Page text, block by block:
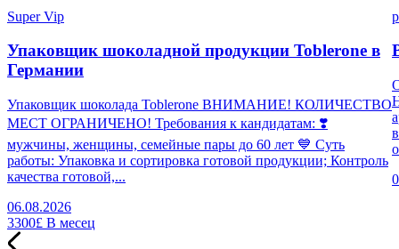
Super Vip
Упаковщик шоколадной продукции Toblerone в
Германии
Упаковщик шоколада Toblerone ВНИМАНИЕ! КОЛИЧЕСТВО
МЕСТ ОГРАНИЧЕНО! Требования к кандидатам: ❣️
мужчины, женщины, семейные пары до 60 лет 💙 Суть
работы: Упаковка и сортировка готовой продукции; Контроль
качества готовой,...
06.08.2026
3300£ В месец